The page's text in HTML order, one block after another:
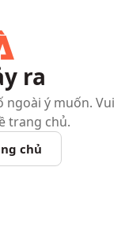
ra
ngoài ý muốn. Vui
trang chủ.
chủ